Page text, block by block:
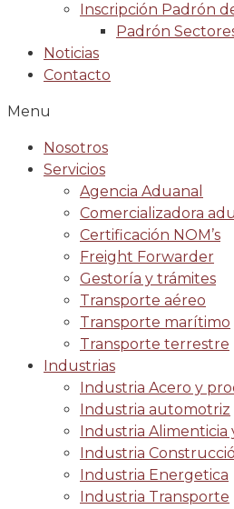
Inscripción Padrón
Padrón
Noticias
Contacto
Menu
Nosotros
Servicios
Agencia Aduanal
Comercializadora
Certificación NOM’s
Freight Forwarder
Gestoría y trámites
Transporte aéreo
Transporte marítimo
Transporte terrestre
Industrias
Industria Acero y
Industria automotriz
Industria Alimenticia
Industria
Industria Energetica
Industria Transporte